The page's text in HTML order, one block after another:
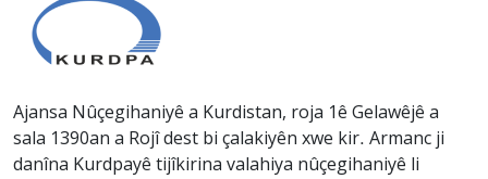
Ajansa Nûçegihaniyê a Kurdistan, roja 1ê Gelawêjê a
sala 1390an a Rojî dest bi çalakiyên xwe kir. Armanc ji
danîna Kurdpayê tijîkirina valahiya nûçegihaniyê li